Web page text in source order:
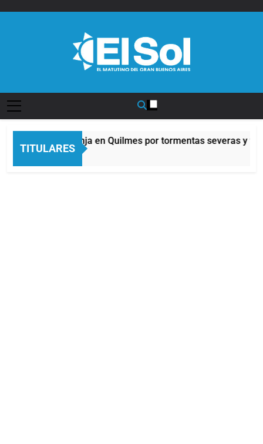
TITULARES
Alerta naranja en Quilmes por tormentas severas y
5 Horas Atrás